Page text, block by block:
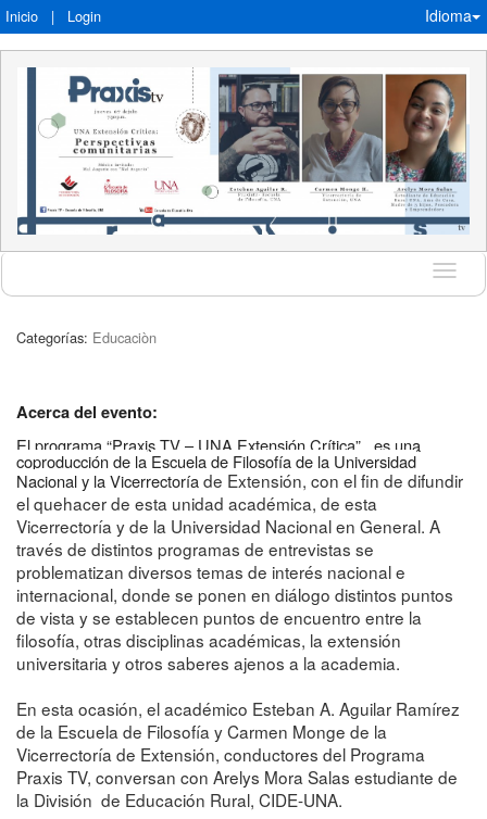
Inicio | Login Idioma
Idioma
Categorías: Educaciòn
Acerca del evento:
El programa “Praxis TV – UNA Extensión Crítica”, es una
coproducción de la Escuela de Filosofía de la Universidad
Nacional y la Vicerrectoríade Extensión, con el fin de difundir
el quehacer de esta unidad académica, de esta
Vicerrectoría y de la Universidad Nacional en General. A
través de distintos programas de entrevistas se
problematizan diversos temas de interés nacional e
internacional, donde se ponen en diálogo distintos puntos
de vista y se establecen puntos de encuentro entre la
filosofía, otras disciplinas académicas, la extensión
universitaria y otros saberes ajenos a la academia.
En esta ocasión, el académico Esteban A. Aguilar Ramírez
de la Escuela de Filosofía y Carmen Monge de la
Vicerrectoría de Extensión, conductores del Programa
Praxis TV, conversan con Arelys Mora Salas estudiante de
la División de Educación Rural, CIDE-UNA.